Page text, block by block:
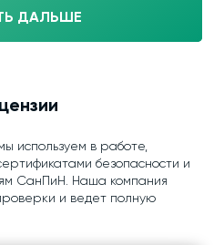
ДАЛЬШЕ
используем в работе,
безопасности и
СанПиН. Наша компания
и ведет полную